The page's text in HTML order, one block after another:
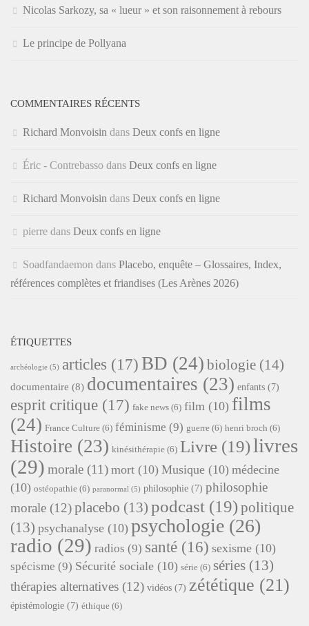
Nicolas Sarkozy, sa « lueur » et son raisonnement à rebours
Le principe de Pollyana
COMMENTAIRES RÉCENTS
Richard Monvoisin dans Deux confs en ligne
Éric - Contrebasso dans Deux confs en ligne
Richard Monvoisin dans Deux confs en ligne
pierre dans Deux confs en ligne
Soadfandaemon dans Placebo, enquête – Glossaires, Index,
références complètes et friandises (Les Arènes 2026)
ÉTIQUETTES
archéologie (5) articles (17) BD (24) biologie (14)
documentaire (8) documentaires (23) enfants (7)
esprit critique (17) fake news (6) film (10) films
(24) France Culture (6) féminisme (9) guerre (6) henri broch (6)
Histoire (23) kinésithérapie (6) Livre (19)livres
(29) morale (11) mort (10) Musique (10) médecine
(10) ostéopathie (6) paranormal (5) philosophie (7) philosophie
morale (12)placebo (13) podcast (19)politique
(13) psychanalyse (10) psychologie (26)
radio (29) radios (9) santé (16) sexisme (10)
spécisme (9) Sécurité sociale (10) série (6) séries (13)
thérapies alternatives (12) vidéos (7) zététique (21)
épistémologie (7) éthique (6)